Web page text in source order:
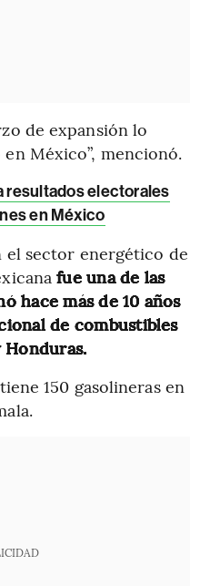
de expansión lo
México”, mencionó.
resultados electorales
en México
el sector energético de
fue una de las
hace más de 10 años
de combustibles
Honduras.
150 gasolineras en